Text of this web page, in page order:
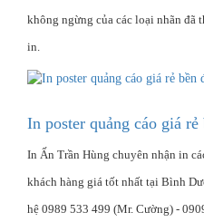
không ngừng của các loại nhãn đã
in.
In poster quảng cáo giá
In Ấn Trần Hùng chuyên nhận in
khách hàng giá tốt nhất tại Bình
hệ 0989 533 499 (Mr. Cường) -